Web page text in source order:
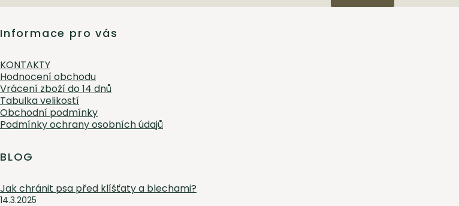
Informace pro vás
KONTAKTY
Hodnocení obchodu
Vrácení zboží do 14 dnů
Tabulka velikostí
Obchodní podmínky
Podmínky ochrany osobních údajů
BLOG
Jak chránit psa před klíšťaty a blechami?
14.3.2025